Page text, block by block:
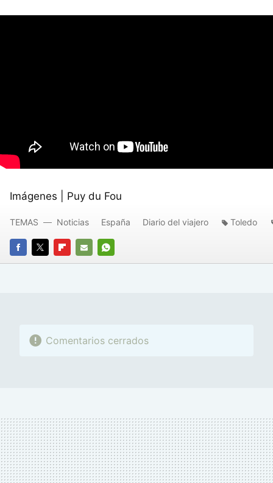
Imágenes | Puy du Fou
FACEBOOK
TWITTERFLIPBOARD
E-
WHATSAPP
TEMAS Noticias España Diario del viajero Toledo
Comentarios cerrados